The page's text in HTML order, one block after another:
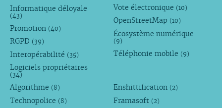
Informatique déloyale
(43)
Promotion (40)
RGPD (39)
Interopérabilité (35)
Logiciels propriétaires
(34)
Vote électronique (10)
OpenStreetMap (10)
Écosystème numérique
(9)
Téléphonie mobile (9)
Algorithme (8)
Technopolice (8)
Enshittification (2)
Framasoft (2)